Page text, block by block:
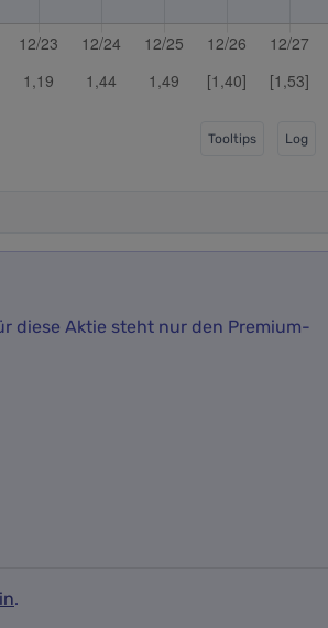
Tooltips Log
diese Aktie steht nur den Premium-
.